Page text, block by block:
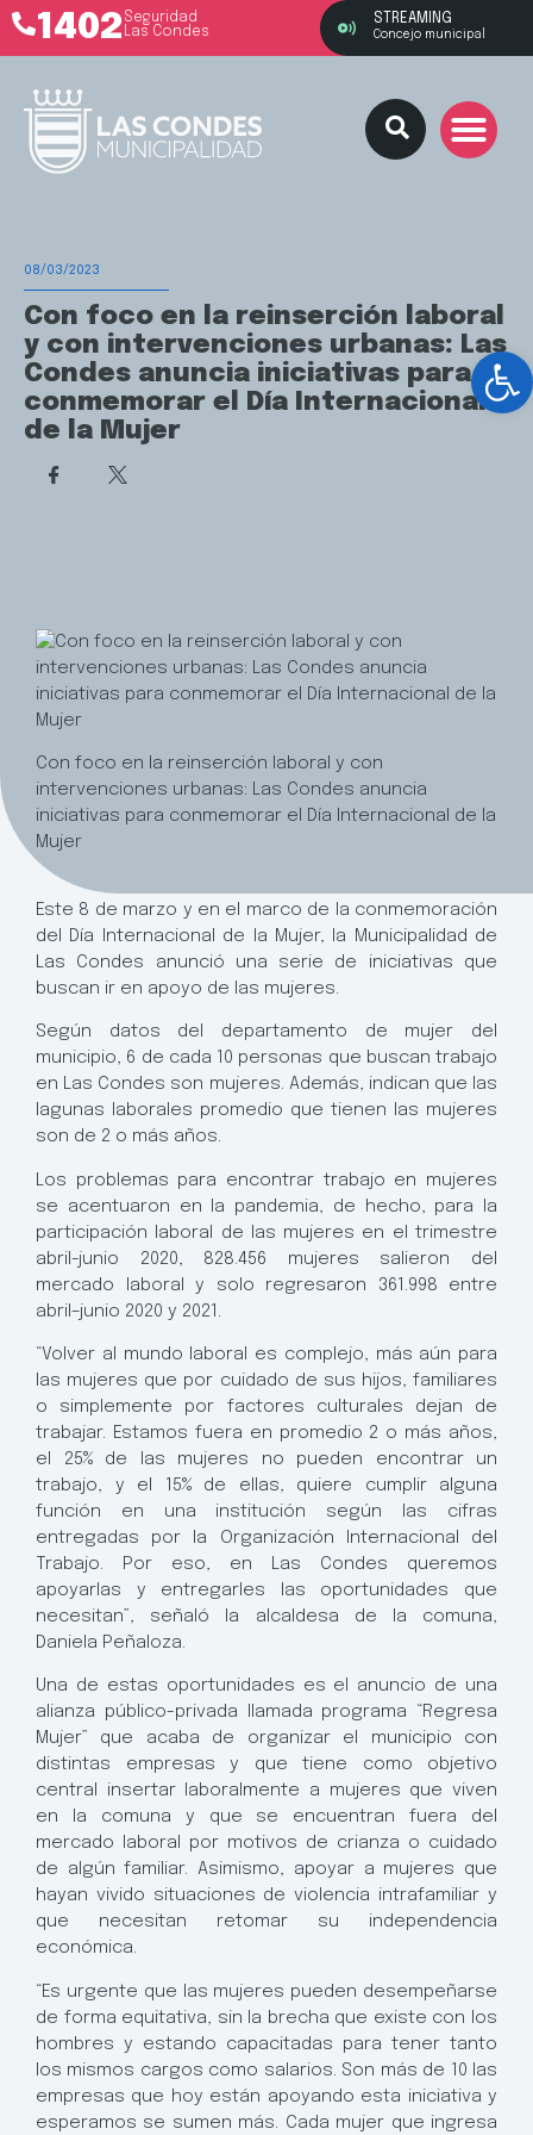
1402 Seguridad
Las Condes
STREAMING
Concejo municipal
08/03/2023
Con foco en la reinserción laboral
y con intervenciones urbanas: Las
Condes anuncia iniciativas para
conmemorar el Día Internacional
de la Mujer
Con foco en la reinserción laboral y con
intervenciones urbanas: Las Condes anuncia
iniciativas para conmemorar el Día Internacional de la
Mujer
Este 8 de marzo y en el marco de la conmemoración
del Día Internacional de la Mujer, la Municipalidad de
Las Condes anunció una serie de iniciativas que
buscan ir en apoyo de las mujeres.
Según datos del departamento de mujer del
municipio, 6 de cada 10 personas que buscan trabajo
en Las Condes son mujeres. Además, indican que las
lagunas laborales promedio que tienen las mujeres
son de 2 o más años.
Los problemas para encontrar trabajo en mujeres
se acentuaron en la pandemia, de hecho, para la
participación laboral de las mujeres en el trimestre
abril-junio 2020, 828.456 mujeres salieron del
mercado laboral y solo regresaron 361.998 entre
abril–junio 2020 y 2021.
“Volver al mundo laboral es complejo, más aún para
las mujeres que por cuidado de sus hijos, familiares
o simplemente por factores culturales dejan de
trabajar. Estamos fuera en promedio 2 o más años,
el 25% de las mujeres no pueden encontrar un
trabajo, y el 15% de ellas, quiere cumplir alguna
función en una institución según las cifras
entregadas por la Organización Internacional del
Trabajo. Por eso, en Las Condes queremos
apoyarlas y entregarles las oportunidades que
necesitan”, señaló la alcaldesa de la comuna,
Daniela Peñaloza.
Una de estas oportunidades es el anuncio de una
alianza público-privada llamada programa “Regresa
Mujer” que acaba de organizar el municipio con
distintas empresas y que tiene como objetivo
central insertar laboralmente a mujeres que viven
en la comuna y que se encuentran fuera del
mercado laboral por motivos de crianza o cuidado
de algún familiar. Asimismo, apoyar a mujeres que
hayan vivido situaciones de violencia intrafamiliar y
que necesitan retomar su independencia
económica.
“Es urgente que las mujeres pueden desempeñarse
de forma equitativa, sin la brecha que existe con los
hombres y estando capacitadas para tener tanto
los mismos cargos como salarios. Son más de 10 las
empresas que hoy están apoyando esta iniciativa y
esperamos se sumen más. Cada mujer que ingresa